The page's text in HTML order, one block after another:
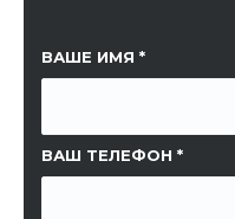
ВАШЕ ИМЯ
ВАШ ТЕЛЕФОН
ССЫЛКА НА СТРАНИЦУ